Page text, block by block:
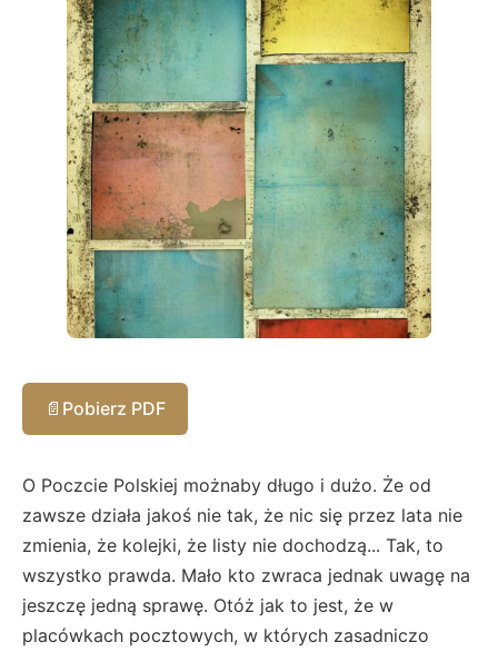
📄 Pobierz PDF
O Poczcie Polskiej możnaby długo i dużo. Że od
zawsze działa jakoś nie tak, że nic się przez lata nie
zmienia, że kolejki, że listy nie dochodzą... Tak, to
wszystko prawda. Mało kto zwraca jednak uwagę na
jeszczę jedną sprawę. Otóż jak to jest, że w
placówkach pocztowych, w których zasadniczo